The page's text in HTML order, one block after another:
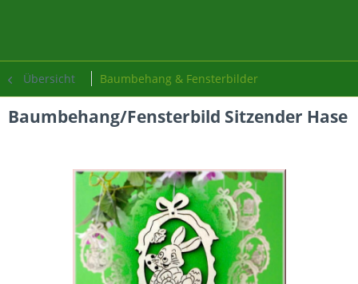
Übersicht Baumbehang & Fensterbilder
Baumbehang/Fensterbild Sitzender Hase